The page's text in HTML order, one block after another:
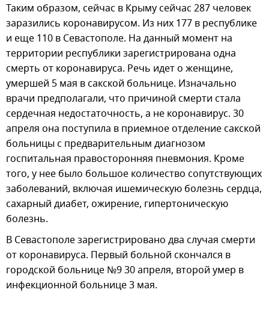
Таким образом, сейчас в Крыму сейчас 287 человек
заразились коронавирусом. Из них 177 в республике
и еще 110 в Севастополе. На данный момент на
территории республики зарегистрирована одна
смерть от коронавируса. Речь идет о женщине,
умершей 5 мая в сакской больнице. Изначально
врачи предполагали, что причиной смерти стала
сердечная недостаточность, а не коронавирус. 30
апреля она поступила в приемное отделение сакской
больницы с предварительным диагнозом
госпитальная правосторонняя пневмония. Кроме
того, у нее было большое количество сопутствующих
заболеваний, включая ишемическую болезнь сердца,
сахарный диабет, ожирение, гипертоническую
болезнь.
В Севастополе зарегистрировано два случая смерти
от коронавируса. Первый больной скончался в
городской больнице №9 30 апреля, второй умер в
инфекционной больнице 3 мая.